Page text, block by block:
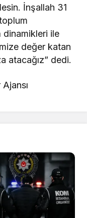
İnşallah 31
dinamikleri ile
değer katan
atacağız” dedi.